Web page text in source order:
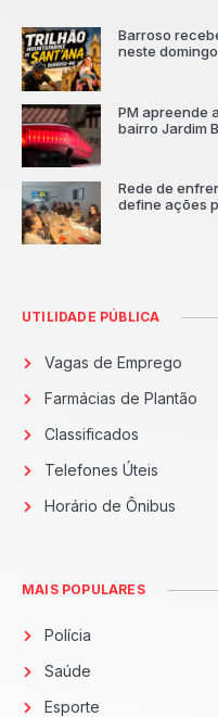
Barroso
neste
PM apreende
bairro Jardim
Rede de
define ações
UTILIDADE PÚBLICA
Vagas de Emprego
Farmácias de Plantão
Classificados
Telefones Úteis
Horário de Ônibus
MAIS POPULARES
Polícia
Saúde
Esporte